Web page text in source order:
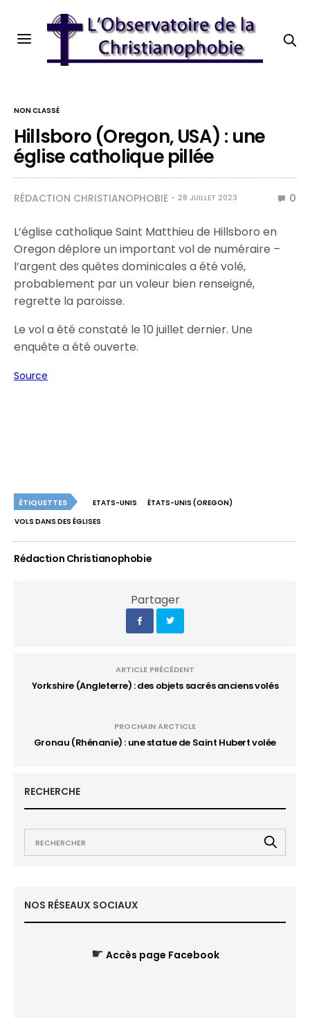
NON CLASSÉ
Hillsboro (Oregon, USA) : une
église catholique pillée
RÉDACTION CHRISTIANOPHOBIE 28 JUILLET 2023 0
L’église catholique Saint Matthieu de Hillsboro en
Oregon déplore un important vol de numéraire –
l’argent des quêtes dominicales a été volé,
probablement par un voleur bien renseigné,
regrette la paroisse.
Le vol a été constaté le 10 juillet dernier. Une
enquête a été ouverte.
Source
ÉTIQUETTES ETATS-UNIS
ÉTATS-UNIS (OREGON)
VOLS DANS DES ÉGLISES
Rédaction Christianophobie
Partager
ARTICLE PRÉCÉDENT
Yorkshire (Angleterre) : des objets sacrés anciens volés
PROCHAIN ARCTICLE
Gronau (Rhénanie) : une statue de Saint Hubert volée
RECHERCHE
NOS RÉSEAUX SOCIAUX
☛ Accès page Facebook